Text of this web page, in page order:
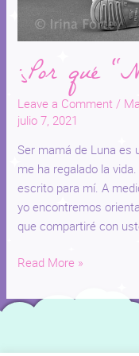
¿Por qué
Leave a Comment /
julio 7, 2021
Ser mamá de Luna es
me ha regalado la
escrito para mí. A
yo encontremos
que compartiré con
Read More »